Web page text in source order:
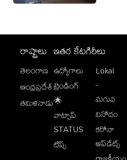
రాష్ట్రాలు
తెలంగాణ
ఆంధ్రప్రదేశ్
తమిళనాడు
ఇతర కేటగిరీలు
ఉద్యోగాలు
ట్రెండింగ్
🌟
వాట్సాప్
STATUS
టిప్స్
Lokal
-
మగువ
వినోదం
కరోనా
అప్‌డేట్స్